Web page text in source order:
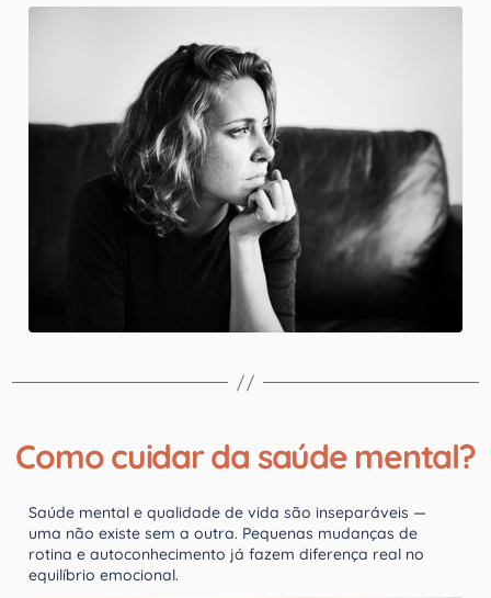
Como cuidar da saúde mental?
Saúde mental e qualidade de vida são inseparáveis —
uma não existe sem a outra. Pequenas mudanças de
rotina e autoconhecimento já fazem diferença real no
equilíbrio emocional.